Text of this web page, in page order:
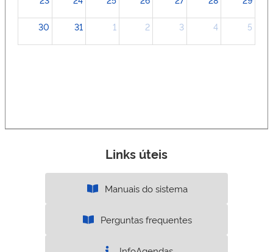
30 31 1 2 3 4 5
Links úteis
Manuais do sistema
Perguntas frequentes